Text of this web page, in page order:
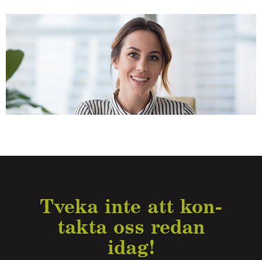
Tveka inte att kon­
takta oss redan
idag!